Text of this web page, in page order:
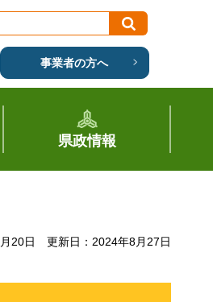
事業者の方へ
県政情報
20日 更新日：2024年8月27日